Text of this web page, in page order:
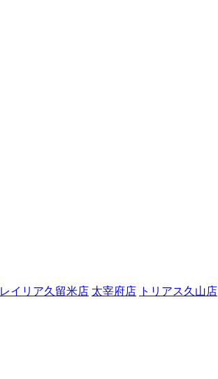
レイリア久留米店 太宰府店 トリアス久山店